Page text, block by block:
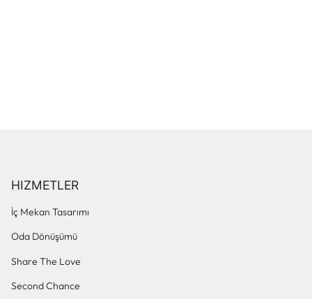
HIZMETLER
İç Mekan Tasarımı
Oda Dönüşümü
Share The Love
Second Chance